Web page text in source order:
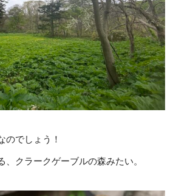
のでしょう！
、クラークゲーブルの森みたい。